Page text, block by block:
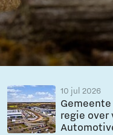
10 jul 2026
regie over